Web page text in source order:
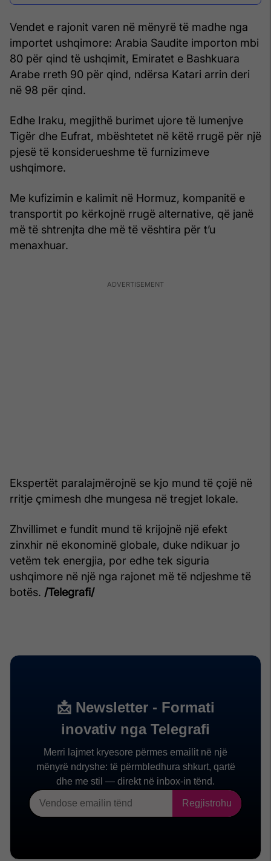
Vendet e rajonit varen në mënyrë të madhe nga
importet ushqimore: Arabia Saudite importon mbi
80 për qind të ushqimit, Emiratet e Bashkuara
Arabe rreth 90 për qind, ndërsa Katari arrin deri
në 98 për qind.
Edhe Iraku, megjithë burimet ujore të lumenjve
Tigër dhe Eufrat, mbështetet në këtë rrugë për një
pjesë të konsiderueshme të furnizimeve
ushqimore.
Me kufizimin e kalimit në Hormuz, kompanitë e
transportit po kërkojnë rrugë alternative, që janë
më të shtrenjta dhe më të vështira për t’u
menaxhuar.
Ekspertët paralajmërojnë se kjo mund të çojë në
rritje çmimesh dhe mungesa në tregjet lokale.
Zhvillimet e fundit mund të krijojnë një efekt
zinxhir në ekonominë globale, duke ndikuar jo
vetëm tek energjia, por edhe tek siguria
ushqimore në një nga rajonet më të ndjeshme të
botës. /Telegrafi/